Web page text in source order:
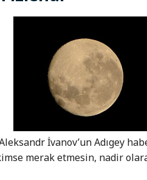
İvanov’un Adıgey
merak etmesin, nadir